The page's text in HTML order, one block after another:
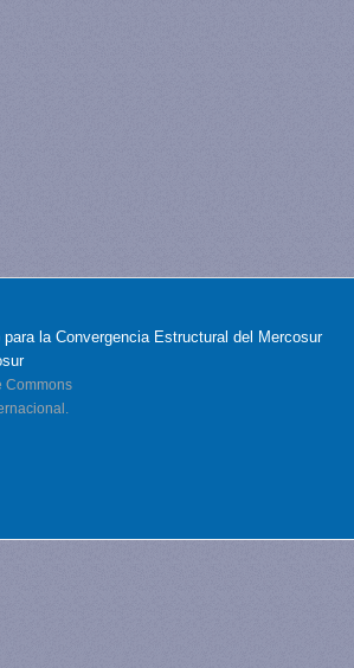
la Convergencia Estructural del Mercosur
Commons